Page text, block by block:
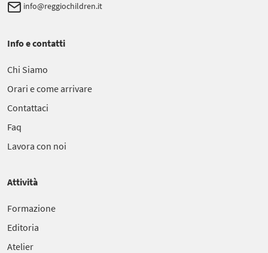
info@reggiochildren.it
Info e contatti
Chi Siamo
Orari e come arrivare
Contattaci
Faq
Lavora con noi
Attività
Formazione
Editoria
Atelier